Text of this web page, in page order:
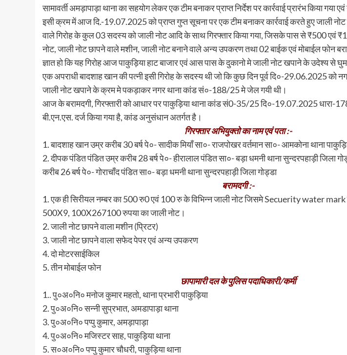
सामावर्ती अमड़ापाड़ा थाना का सहयोग लेकर एक टीम बनाकर प्राप्त निर्देश पर कार्रवाई प्रारंभ किया गया
इसी क्रम में आज दि.-19.07.2025 को प्राप्त गुप्त सूचना पर एक टीम बनाकर कार्रवाई करते हुए जाली
वाले गिरोह के कुल 03 सदस्य को जाली नोट आदि के साथ गिरफ्तार किया गया, जिसके पास से ₹500 एवं
नोट, जाली नोट छापने वाले मशीन, जाली नोट बनाने वाले अन्य उपकरण तथा 02 बाईक एवं मोबाईल फोन
ज्ञात हो कि यह गिरोह आज पाकुड़िया हाट बाजार एवं आस पास के दुकानो मे जाली नोट खपाने के उदेश्य से
एक अपराधी बादशाह खान की पत्नी इसी गिरोह के सदस्य थी जो कि कुछ दिन पूर्व दि०-29.06.2025 को
जाली नोट खपाने के क्रम मे पकड़ाकर नगर थाना कांड सं०-188/25 मे जेल गयी थी।
आज के बरामदगी, गिरफ्तारी को आधार पर पाकुड़िया थाना कांड सं0-35/25 दि०-19.07.2025
बी.एन.एस. दर्ज किया गया है, कांड अनुसंधान अतर्गत है।
गिरफ्तार अभियुक्तो का नाम एवं पता :-
1. बादशाह खान उम्र करीब 30 बर्ष पे०- सादीक मियाँ सा०- राजपोखर वर्तमान सा०- आमकोना थाना
2. दीपक पंडित पंडित उम्र करीब 28 बर्ष पे०- हीरालाल पंडित सा०- बड़ा धमनी थाना सुन्दरपहाड़ी जिला
करीब 26 बर्ष पे०- गोराचाँद पंडित सा०- बड़ा धमनी थाना सुन्दरपहाड़ी जिला गोड्डा
बरामदगी :-
1. एक ही सिरीयल नम्बर का 500 रु0 एवं 100 रु के विभिन्न जाली नोट जिसमे Secuerity water mark
500X9, 100X267100 रुपया का जाली नोट।
2. जाली नोट छापने वाला मशीन (प्रिटर)
3. जाली नोट छापने वाला सफेद पेपर एवं अन्य उपकरण
4. दो मोटरसाईकिल
5. तीन मोबाईल फोन
छापामारी दल के पुलिस पदाधिकारी/कर्मी
1.. पु०अ०नि० मनोज कुमार महतो, थाना प्रभारी पाकुड़िया
2. पु०अ०नि० सन्नी सुप्रभात, अमडापाड़ा थाना
3. पु०अ०नि० पप्पु कुमार, अमड़ापाड़ा
4. पु०अ०नि० मजिस्टर साह, पाकुड़िया थाना
5. स०अ०नि० पप्पु कुमार चौधरी, पाकुड़िया थाना